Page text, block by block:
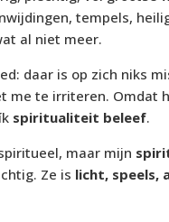
tempels,
al niet meer.
daar is op zich niks
me te irriteren. Omdat
spiritualiteit beleef.
maar mijn
Ze is licht, speels,